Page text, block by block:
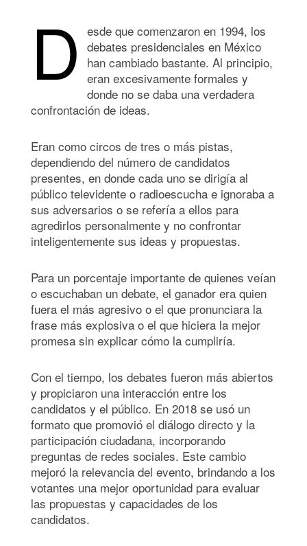
D esde que comenzaron en 1994, los
debates presidenciales en México
han cambiado bastante. Al principio,
eran excesivamente formales y
donde no se daba una verdadera
confrontación de ideas.
Eran como circos de tres o más pistas,
dependiendo del número de candidatos
presentes, en donde cada uno se dirigía al
público televidente o radioescucha e ignoraba a
sus adversarios o se refería a ellos para
agredirlos personalmente y no confrontar
inteligentemente sus ideas y propuestas.
Para un porcentaje importante de quienes veían
o escuchaban un debate, el ganador era quien
fuera el más agresivo o el que pronunciara la
frase más explosiva o el que hiciera la mejor
promesa sin explicar cómo la cumpliría.
Con el tiempo, los debates fueron más abiertos
y propiciaron una interacción entre los
candidatos y el público. En 2018 se usó un
formato que promovió el diálogo directo y la
participación ciudadana, incorporando
preguntas de redes sociales. Este cambio
mejoró la relevancia del evento, brindando a los
votantes una mejor oportunidad para evaluar
las propuestas y capacidades de los
candidatos.